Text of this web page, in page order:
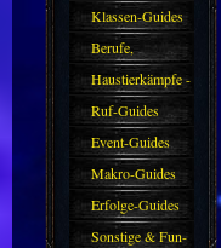
Klassen-Guides
Berufe,
Farmkarten und
Haustiere
Haustierkämpfe -
Guide
Ruf-Guides
Event-Guides
Makro-Guides
Erfolge-Guides
Sonstige & Fun-